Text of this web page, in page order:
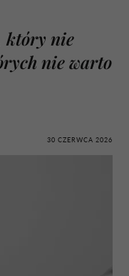
który nie
nie warto
30 CZERWCA 2026